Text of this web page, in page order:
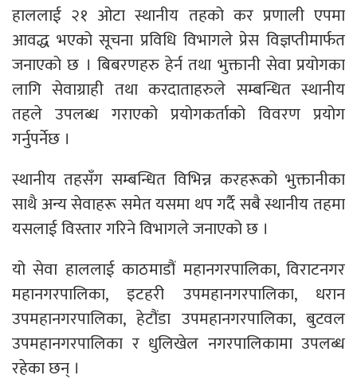
हाललाई २१ ओटा स्थानीय तहको कर प्रणाली एपमा
आवद्ध भएको सूचना प्रविधि विभागले प्रेस विज्ञप्तीमार्फत
जनाएको छ । बिबरणहरु हेर्न तथा भुक्तानी सेवा प्रयोगका
लागि सेवाग्राही तथा करदाताहरुले सम्बन्धित स्थानीय
तहले उपलब्ध गराएको प्रयोगकर्ताको विवरण प्रयोग
गर्नुपर्नेछ ।
स्थानीय तहसँग सम्बन्धित विभिन्न करहरूको भुक्तानीका
साथै अन्य सेवाहरू समेत यसमा थप गर्दै सबै स्थानीय तहमा
यसलाई विस्तार गरिने विभागले जनाएको छ ।
यो सेवा हाललाई काठमाडौं महानगरपालिका, विराटनगर
महानगरपालिका, इटहरी उपमहानगरपालिका, धरान
उपमहानगरपालिका, हेटौंडा उपमहानगरपालिका, बुटवल
उपमहानगरपालिका र धुलिखेल नगरपालिकामा उपलब्ध
रहेका छन् ।